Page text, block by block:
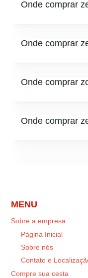
Onde comprar
Onde comprar
Onde comprar
Onde comprar
MENU
Sobre a empresa
Página Inicial
Sobre nós
Contato e
Compre sua cesta